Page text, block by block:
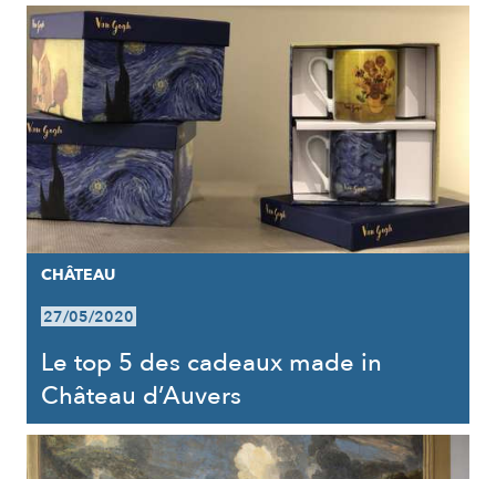
CHÂTEAU
27/05/2020
Le top 5 des cadeaux made in
Château d’Auvers